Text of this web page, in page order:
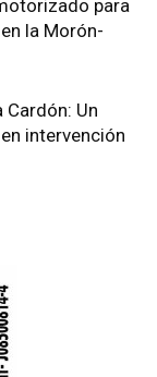
para
la Morón-
Cardón: Un
intervención